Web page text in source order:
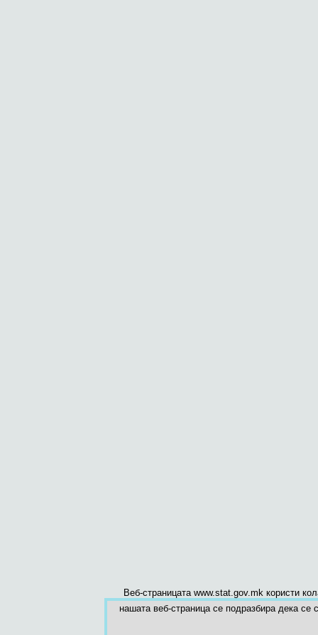
Веб-страницата www.stat.gov.mk користи
нашата веб-страница се подразбира дека се